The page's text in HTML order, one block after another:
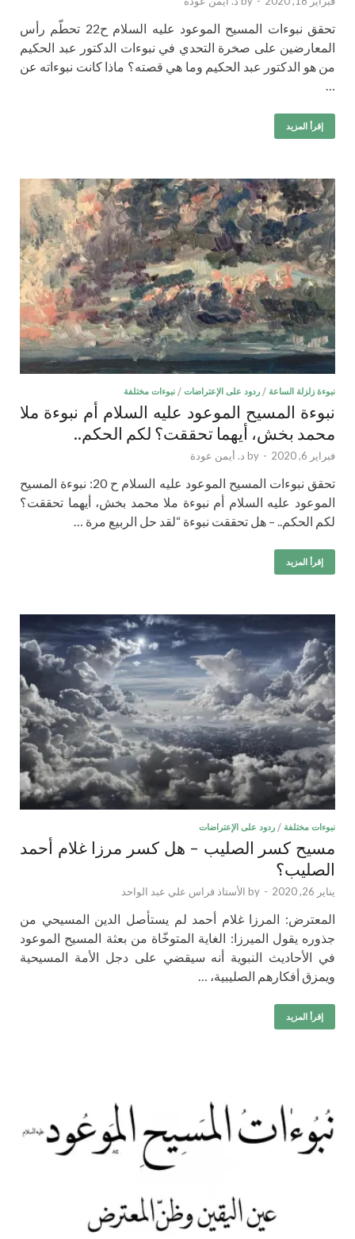
تحقق نبوءات المسيح الموعود عليه السلام ح22 تحطّم رأس
المعارضين على صخرة التحدي في نبوءات الدكتور عبد الحكيم
من هو الدكتور عبد الحكيم وما هي قصته؟ ماذا كانت نبوءاته عن
…
إقرأ المزيد
نبوءة زلزلة الساعة / ردود على الإعتراضات / نبوءات مختلفة
نبوءة المسيح الموعود عليه السلام أم نبوءة ملا
محمد بخش، أيهما تحققت؟ لكم الحكم..
فبراير 6, 2020 -
by د. أيمن عودة
تحقق نبوءات المسيح الموعود عليه السلام ح 20: نبوءة المسيح
الموعود عليه السلام أم نبوءة ملا محمد بخش، أيهما تحققت؟
لكم الحكم.. – هل تحققت نبوءة “لقد حل الربيع مرة …
إقرأ المزيد
نبوءات مختلفة / ردود على الإعتراضات
مسيح كسر الصليب – هل كسر مرزا غلام أحمد
الصليب؟
يناير 26, 2020 -
by الأستاذ فراس علي عبد الواحد
المعترض: المرزا غلام أحمد لم يستأصل الدين المسيحي من
جذوره يقول الميرزا: الغاية المتوخّاة من بعثة المسيح الموعود
في الأحاديث النبوية أنه سيقضي على دجل الأمة المسيحية
ويمزق أفكارهم الصليبية، …
إقرأ المزيد